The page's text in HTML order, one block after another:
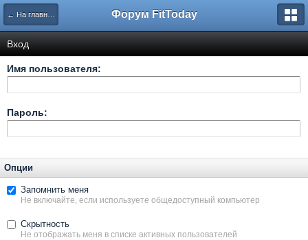
← На главную Форум FitToday
Вход
Имя пользователя:
Пароль:
Опции
Запомнить меня
Не включайте, если используете общедоступный компьютер
Скрытность
Не отображать меня в списке активных пользователей